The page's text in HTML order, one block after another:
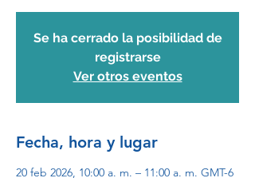
Se ha cerrado la posibilidad de
registrarse
Ver otros eventos
Fecha, hora y lugar
20 feb 2026, 10:00 a. m. – 11:00 a. m. GMT-6